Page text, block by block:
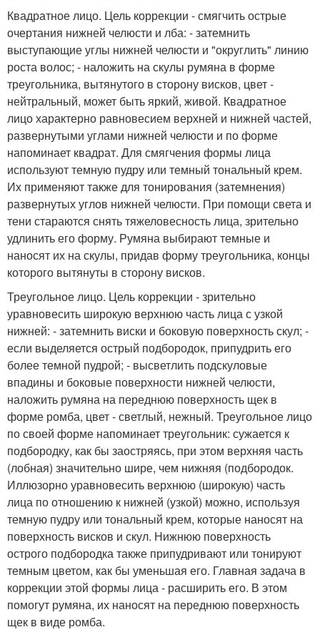
Квадратное лицо. Цель коррекции - смягчить острые
очертания нижней челюсти и лба: - затемнить
выступающие углы нижней челюсти и "округлить" линию
роста волос; - наложить на скулы румяна в форме
треугольника, вытянутого в сторону висков, цвет -
нейтральный, может быть яркий, живой. Квадратное
лицо характерно равновесием верхней и нижней частей,
развернутыми углами нижней челюсти и по форме
напоминает квадрат. Для смягчения формы лица
используют темную пудру или темный тональный крем.
Их применяют также для тонирования (затемнения)
развернутых углов нижней челюсти. При помощи света и
тени стараются снять тяжеловесность лица, зрительно
удлинить его форму. Румяна выбирают темные и
наносят их на скулы, придав форму треугольника, концы
которого вытянуты в сторону висков.
Треугольное лицо. Цель коррекции - зрительно
уравновесить широкую верхнюю часть лица с узкой
нижней: - затемнить виски и боковую поверхность скул; -
если выделяется острый подбородок, припудрить его
более темной пудрой; - высветлить подскуловые
впадины и боковые поверхности нижней челюсти,
наложить румяна на переднюю поверхность щек в
форме ромба, цвет - светлый, нежный. Треугольное лицо
по своей форме напоминает треугольник: сужается к
подбородку, как бы заостряясь, при этом верхняя часть
(лобная) значительно шире, чем нижняя (подбородок.
Иллюзорно уравновесить верхнюю (широкую) часть
лица по отношению к нижней (узкой) можно, используя
темную пудру или тональный крем, которые наносят на
поверхность висков и скул. Нижнюю поверхность
острого подбородка также припудривают или тонируют
темным цветом, как бы уменьшая его. Главная задача в
коррекции этой формы лица - расширить его. В этом
помогут румяна, их наносят на переднюю поверхность
щек в виде ромба.